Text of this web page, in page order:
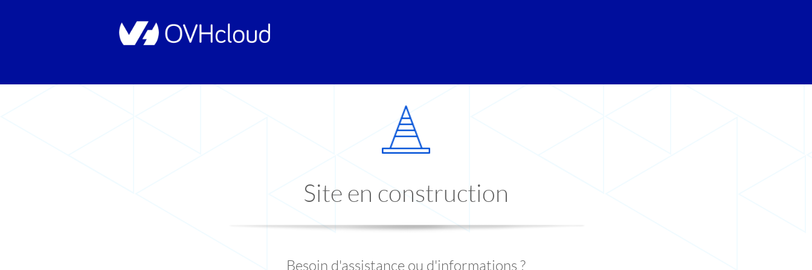
Site en construction
Besoin d'assistance ou d'informations ?